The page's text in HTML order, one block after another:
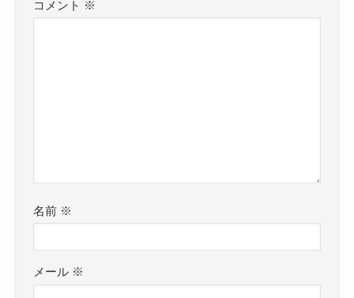
コメント ※
名前 ※
メール ※